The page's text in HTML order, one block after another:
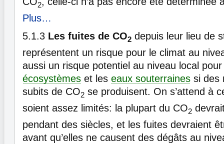
2
Plus…
5.1.3 Les fuites de CO2 depuis leur lieu de
représentent un risque pour le climat au
aussi un risque potentiel au niveau local
écosystèmes et les eaux souterraines si des
subits de CO2 se produisent. On s’attend à
soient assez limités: la plupart du CO2
pendant des siècles, et les fuites devraient
avant qu’elles ne causent des dégâts au